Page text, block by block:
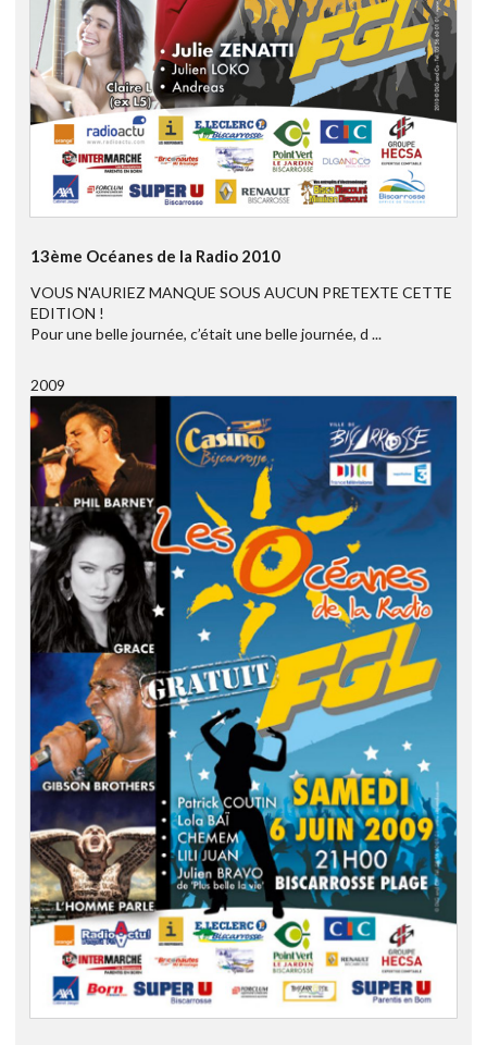
13ème Océanes de la Radio 2010
VOUS N'AURIEZ MANQUE SOUS AUCUN PRETEXTE CETTE
EDITION !
Pour une belle journée, c’était une belle journée, d ...
2009